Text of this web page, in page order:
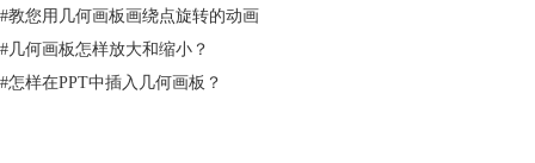
#教您用几何画板画绕点旋转的动画
#几何画板怎样放大和缩小？
#怎样在PPT中插入几何画板？